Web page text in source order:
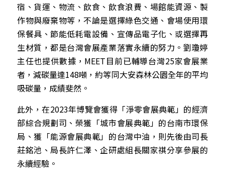
宿、貨運、物流、飲食、飲食浪費、場館能資源、製
作物與廢棄物等，不論是選擇綠色交通、會場使用環
保餐具、節能低耗電設備、宣傳品電子化、或選擇再
生材質，都是台灣會展產業落實永續的努力。劉瓊婷
主任也提供數據，MEET目前已輔導台灣25家會展業
者，減碳量達148噸，約等同大安森林公園全年的平均
吸碳量，成績斐然。
此外，在2023年博覽會獲得「淨零會展典範」的經濟
部綜合規劃司、榮獲「城市會展典範」的台南市環保
局、獲「能源會展典範」的台灣中油，則先後由司長
莊銘池、局長許仁澤、企研處組長關家祺分享參展的
永續經驗。